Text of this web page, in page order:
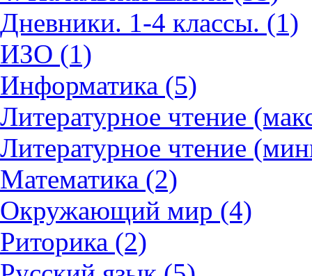
Дневники. 1-4 классы. (1)
ИЗО (1)
Информатика (5)
Литературное чтение
Литературное чтение
Математика (2)
Окружающий мир (4)
Риторика (2)